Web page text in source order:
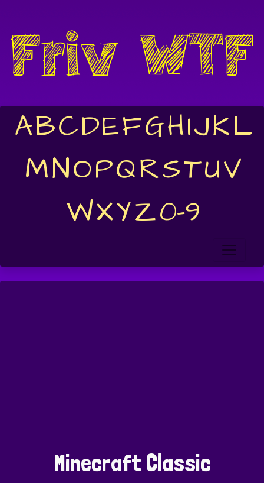
ABCDEFGHIJKL
MNOPQRSTUV
WXYZ0-9
Minecraft Classic